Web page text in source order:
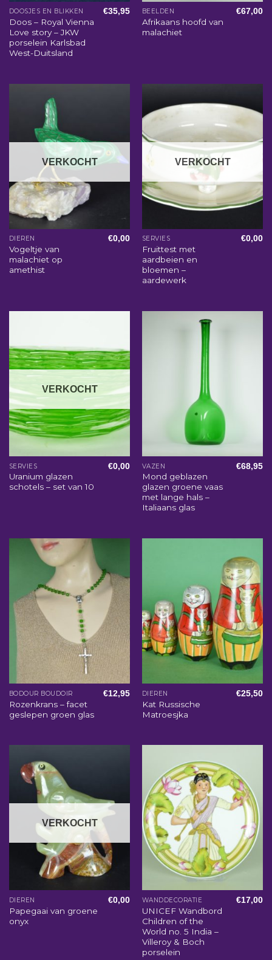
DOOSJES EN BLIKKEN
Doos – Royal Vienna
Love story – JKW
porselein Karlsbad
West-Duitsland
€35,95 BEELDEN
Afrikaans hoofd van
malachiet
€67,00
VERKOCHT
DIEREN
Vogeltje van
malachiet op
amethist
€0,00
VERKOCHT
SERVIES
Fruittest met
aardbeien en
bloemen –
aardewerk
€0,00
VERKOCHT
SERVIES
Uranium glazen
schotels – set van 10
€0,00 VAZEN
Mond geblazen
glazen groene vaas
met lange hals –
Italiaans glas
€68,95
BODOUR BOUDOIR
Rozenkrans – facet
geslepen groen glas
€12,95 DIEREN
Kat Russische
Matroesjka
€25,50
VERKOCHT
DIEREN
Papegaai van groene
onyx
€0,00 WANDDECORATIE
UNICEF Wandbord
Children of the
World no. 5 India –
Villeroy & Boch
porselein
€17,00